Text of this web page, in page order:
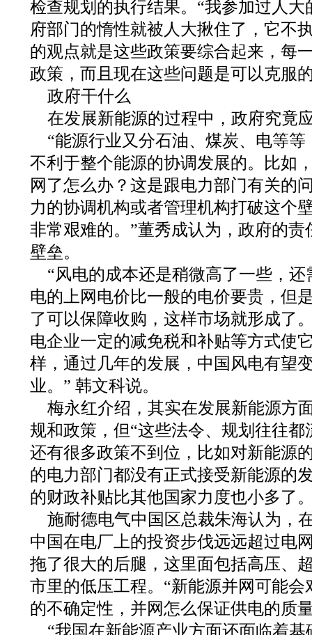
检查规划的执行结果。“我参加过人
府部门的惰性就被人大揪住了，它不
的观点就是这些政策要综合起来，每
政策，而且现在这些问题是可以克服
政府干什么
在发展新能源的过程中，政府究竟
“能源行业又分石油、煤炭、电等
不利于整个能源的协调发展的。比如
网了怎么办？这是跟电力部门有关的
力的协调机构或者管理机构打破这个
非常艰难的。”董秀成认为，政府的
壁垒。
“风电的成本还是稍微高了一些，
电的上网电价比一般的电价要贵，但
了可以保障收购，这样市场就形成了
电企业一定的减免税和补贴等方式使
样，通过几年的发展，中国风电有望
业。” 韩文科说。
梅永红介绍，其实在发展新能源方
规和政策，但“这些法令、规划往往
还有很多政策不到位，比如对新能源
的电力部门都没有正式接受新能源的
的财政补贴比其他国家力度也小多了
施耐德电气中国区总裁朱海认为，
中国在电厂上的投资步伐远远超过电
拖了很大的后腿，这里面包括高压、
市里的低压工程。“新能源并网可能
的不确定性，并网怎么保证供电的质
“我国在新能源产业方面还面临着